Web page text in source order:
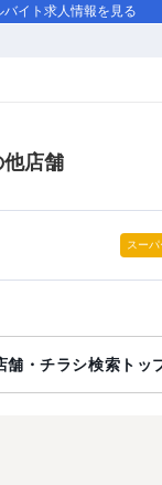
バイト求人情報を見る
店舗
スー
舗・チラシ検索トッ